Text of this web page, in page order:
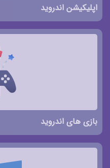
اپلیکیشن اندروید
بازی های اندروید